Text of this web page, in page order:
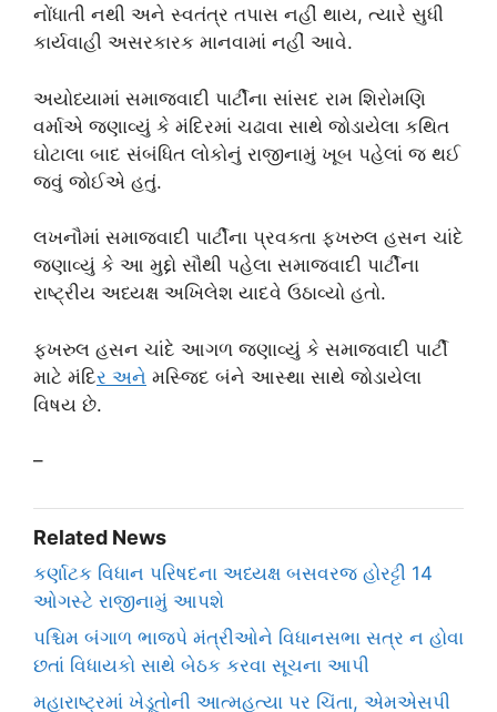
નોંધાતી નથી અને સ્વતંત્ર તપાસ નહીં થાય, ત્યારે સુધી
કાર્યવાહી અસરકારક માનવામાં નહીં આવે.
અયોધ્યામાં સમાજવાદી પાર્ટીના સાંસદ રામ શિરોમણિ
વર્માએ જણાવ્યું કે મંદિરમાં ચઢાવા સાથે જોડાયેલા કથિત
ઘોટાલા બાદ સંબંધિત લોકોનું રાજીનામું ખૂબ પહેલાં જ થઈ
જવું જોઈએ હતું.
લખનૌમાં સમાજવાદી પાર્ટીના પ્રવક્તા ફખરુલ હસન ચાંદે
જણાવ્યું કે આ મુદ્દો સૌથી પહેલા સમાજવાદી પાર્ટીના
રાષ્ટ્રીય અધ્યક્ષ અખિલેશ યાદવે ઉઠાવ્યો હતો.
ફખરુલ હસન ચાંદે આગળ જણાવ્યું કે સમાજવાદી પાર્ટી
માટે મંદિર અન ે મસ્જિદ બંને આસ્થા સાથે જોડાયેલા
વિષય છે.
–
Related News
કર્ણાટક વિધાન પરિષદના અધ્યક્ષ બસવરજ હોરટ્ટી 14
ઓગસ્ટે રાજીનામું આપશે
પશ્ચિમ બંગાળ ભાજપે મંત્રીઓને વિધાનસભા સત્ર ન હોવા
છતાં વિધાયકો સાથે બેઠક કરવા સૂચના આપી
મહારાષ્ટ્રમાં ખેડૂતોની આત્મહત્યા પર ચિંતા, એમએસપી